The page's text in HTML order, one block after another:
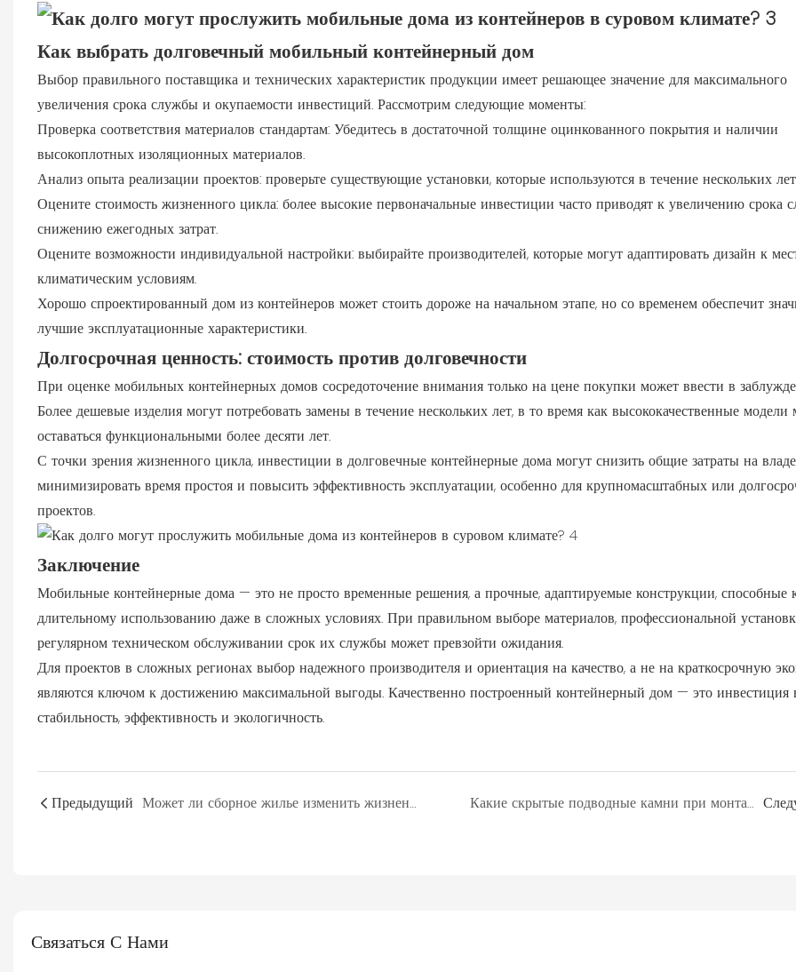
Как выбрать долговечный мобильный контейнерный дом
Выбор правильного поставщика и технических характеристик продукции имеет решающее значение для максимального
увеличения срока службы и окупаемости инвестиций. Рассмотрим следующие моменты:
Проверка соответствия материалов стандартам: Убедитесь в достаточной толщине оцинкованного покрытия и наличии
высокоплотных изоляционных материалов.
Анализ опыта реализации проектов: проверьте существующие установки, которые используются в течение нескольких
Оцените стоимость жизненного цикла: более высокие первоначальные инвестиции часто приводят к увеличению срока
снижению ежегодных затрат.
Оцените возможности индивидуальной настройки: выбирайте производителей, которые могут адаптировать дизайн к
климатическим условиям.
Хорошо спроектированный дом из контейнеров может стоить дороже на начальном этапе, но со временем обеспечит
лучшие эксплуатационные характеристики.
Долгосрочная ценность: стоимость против долговечности
При оценке мобильных контейнерных домов сосредоточение внимания только на цене покупки может ввести в
Более дешевые изделия могут потребовать замены в течение нескольких лет, в то время как высококачественные модели
оставаться функциональными более десяти лет.
С точки зрения жизненного цикла, инвестиции в долговечные контейнерные дома могут снизить общие затраты на
минимизировать время простоя и повысить эффективность эксплуатации, особенно для крупномасштабных или
проектов.
Заключение
Мобильные контейнерные дома — это не просто временные решения, а прочные, адаптируемые конструкции, способные
длительному использованию даже в сложных условиях. При правильном выборе материалов, профессиональной
регулярном техническом обслуживании срок их службы может превзойти ожидания.
Для проектов в сложных регионах выбор надежного производителя и ориентация на качество, а не на краткосрочную
являются ключом к достижению максимальной выгоды. Качественно построенный контейнерный дом — это инвестиция
стабильность, эффективность и экологичность.
Предыдущий Может ли сборное жилье изменить жизненный цикл зарубежных жилых комплексов? Какие скрытые подводные камни при монтаже могут испортить ваши инвестиции в модульные системы?
Связаться С Нами